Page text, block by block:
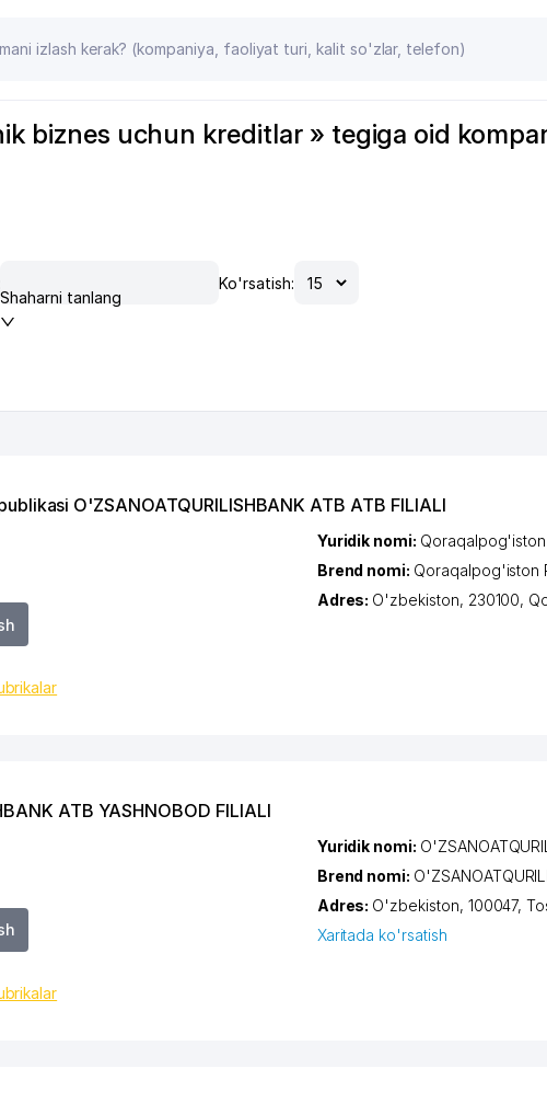
biznes uchun kreditlar » tegiga oid
Shaharni tanlang
Ko'rsatish:
O'ZSANOATQURILISHBANK ATB ATB FILIALI
Yuridik nomi: Qoraqalpog'iston
Brend nomi: Qoraqalpog'iston
Adres: O'zbekiston, 230100,
ATB YASHNOBOD FILIALI
Yuridik nomi:
Brend nomi:
Adres: O'zbekiston, 100047,
Xaritada ko'rsatish